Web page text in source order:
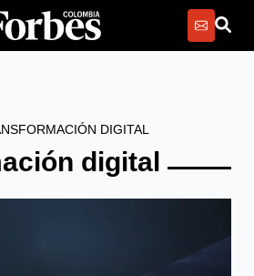
DIGITAL
digital